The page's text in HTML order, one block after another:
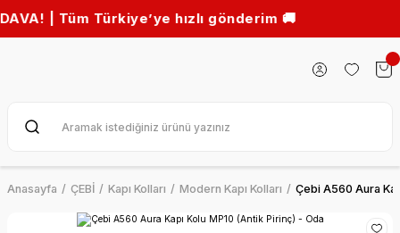
Türkiye’ye hızlı gönderim 🚚
Anasayfa ÇEBİ Kapı Kolları Modern Kapı Kolları Çebi A560 Aura